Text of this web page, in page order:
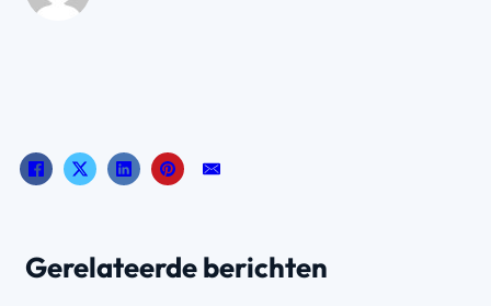
Gerelateerde berichten